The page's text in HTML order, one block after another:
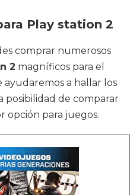
Play station 2
comprar numerosos
2 magníficos para el
ayudaremos a hallar los
posibilidad de comparar
opción para juegos.